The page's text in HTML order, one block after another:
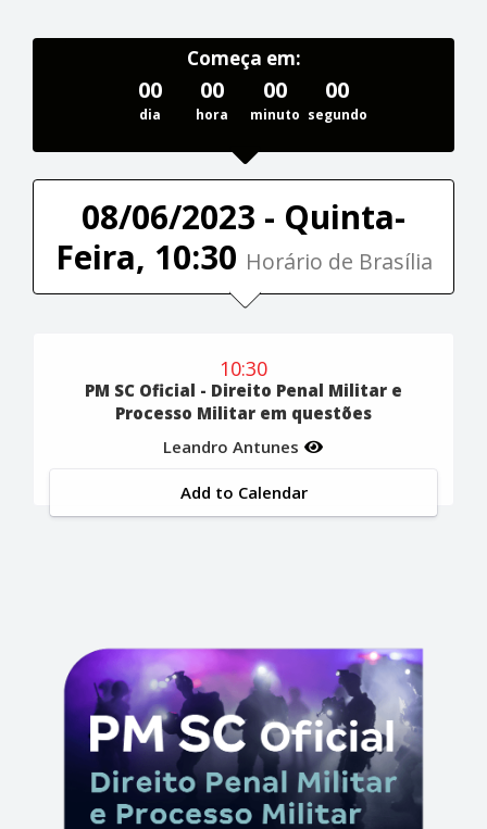
Começa em:
00
dia
00
hora
00
minuto
00
segundo
08/06/2023 - Quinta-
Feira, 10:30 Horário de Brasília
10:30
PM SC Oficial - Direito Penal Militar e
Processo Militar em questões
Leandro Antunes
Add to Calendar